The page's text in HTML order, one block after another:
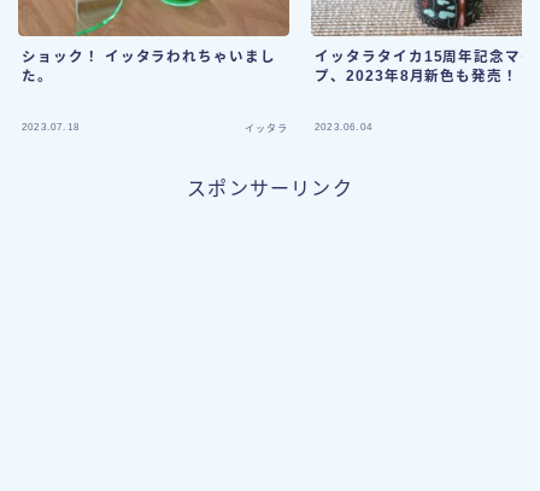
ショック！ イッタラわれちゃいまし
た。
2023.07.18 イッタラ
イッタラタイカ15周年記念マグ
プ、2023年8月新色も発売！
2023.06.04
スポンサーリンク